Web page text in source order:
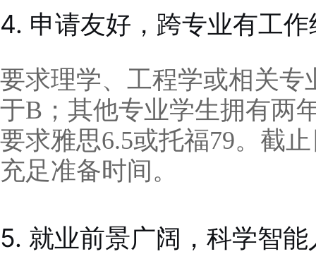
4. 申请友好，跨专业有工
要求理学、工程学或相关
于B；其他专业学生拥有两
要求雅思6.5或托福79。截
充足准备时间。
5. 就业前景广阔，科学智